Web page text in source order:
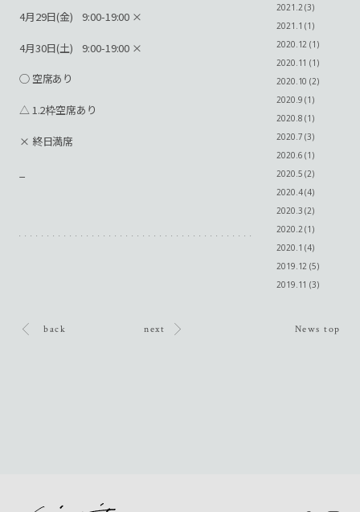
4月29日(金) 9:00-19:00 ×
4月30日(土) 9:00-19:00 ×
◯ 空席あり
△ 1.2枠空席あり
× 終日満席
2021.2 (3)
2021.1 (1)
2020.12 (1)
2020.11 (1)
2020.10 (2)
2020.9 (1)
2020.8 (1)
2020.7 (3)
2020.6 (1)
2020.5 (2)
2020.4 (4)
2020.3 (2)
2020.2 (1)
2020.1 (4)
2019.12 (5)
2019.11 (3)
back next News top